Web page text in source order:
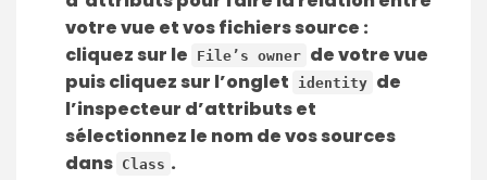
votre vue et vos fichiers source :
cliquez sur le
File’s owner de votre vue
puis cliquez sur l’onglet
identity de
l’inspecteur d’attributs et
sélectionnez le nom de vos sources
dans Class .